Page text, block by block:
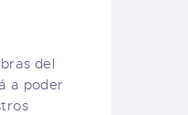
del
a poder